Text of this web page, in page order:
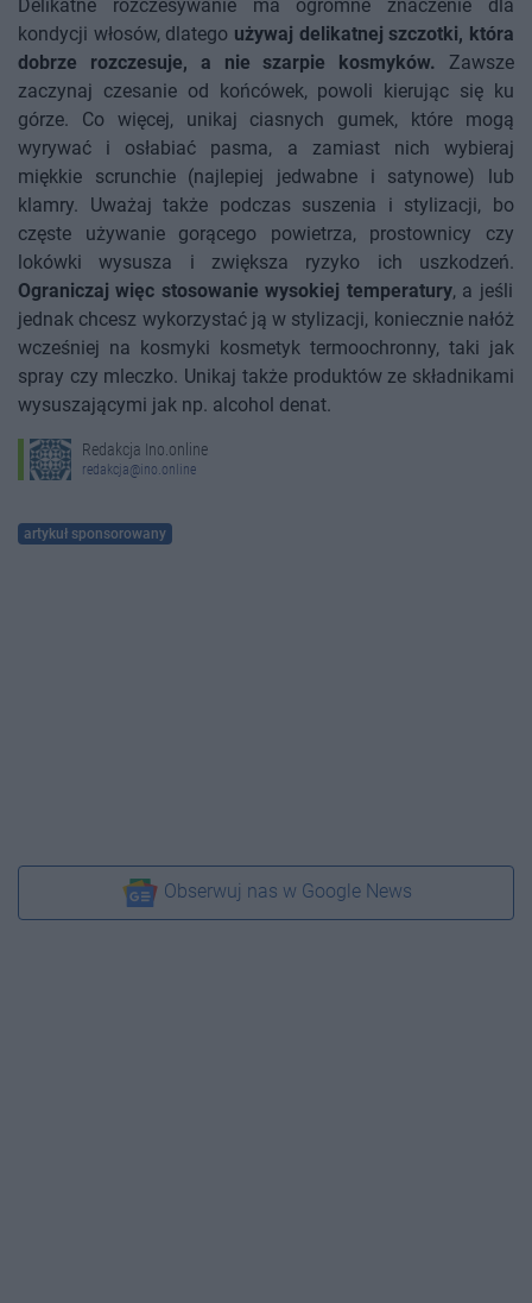
Delikatne rozczesywanie ma ogromne znaczenie dla
kondycji włosów, dlatego używaj delikatnej szczotki, która
dobrze rozczesuje, a nie szarpie kosmyków. Zawsze
zaczynaj czesanie od końcówek, powoli kierując się ku
górze. Co więcej, unikaj ciasnych gumek, które mogą
wyrywać i osłabiać pasma, a zamiast nich wybieraj
miękkie scrunchie (najlepiej jedwabne i satynowe) lub
klamry. Uważaj także podczas suszenia i stylizacji, bo
częste używanie gorącego powietrza, prostownicy czy
lokówki wysusza i zwiększa ryzyko ich uszkodzeń.
Ograniczaj więc stosowanie wysokiej temperatury, a jeśli
jednak chcesz wykorzystać ją w stylizacji, koniecznie nałóż
wcześniej na kosmyki kosmetyk termoochronny, taki jak
spray czy mleczko. Unikaj także produktów ze składnikami
wysuszającymi jak np. alcohol denat.
Redakcja Ino.online
redakcja@ino.online
artykuł sponsorowany
Obserwuj nas w Google News